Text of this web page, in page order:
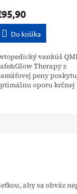
Do košíka
vankúš
Therapy z
peny
oporu krčnej
aby sa obväz